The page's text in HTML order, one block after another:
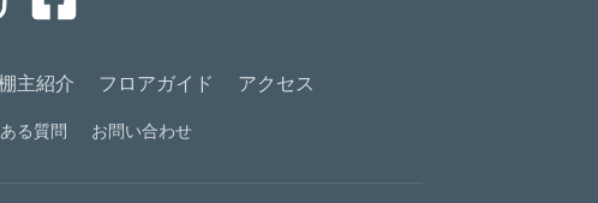
主紹介 フロアガイド アクセス
る質問 お問い合わせ